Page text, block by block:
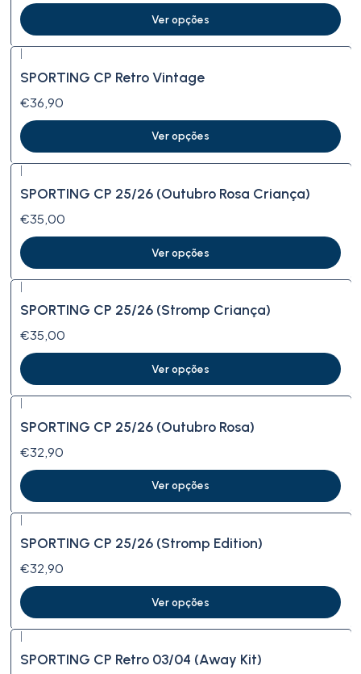
Ver opções
SPORTING CP Retro Vintage
€36,90
Ver opções
|
SPORTING CP 25/26 (Outubro Rosa Criança)
€35,00
Ver opções
SPORTING CP 25/26 (Stromp Criança)
€35,00
Ver opções
SPORTING CP 25/26 (Outubro Rosa)
€32,90
Ver opções
SPORTING CP 25/26 (Stromp Edition)
€32,90
Ver opções
SPORTING CP Retro 03/04 (Away Kit)